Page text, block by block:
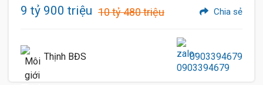
9 tỷ 900 triệu 10 tỷ 480 triệu Chia sẻ
Thịnh BĐS 0903394679